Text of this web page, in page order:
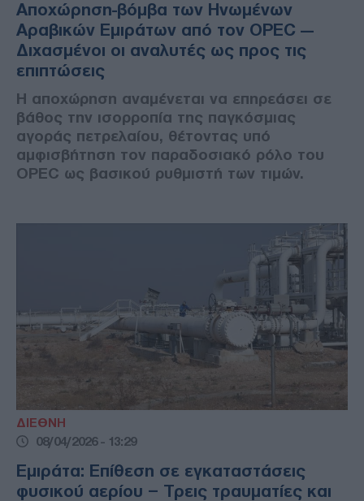
Αποχώρηση-βόμβα των Ηνωμένων
Αραβικών Εμιράτων από τον OPEC —
Διχασμένοι οι αναλυτές ως προς τις
επιπτώσεις
Η αποχώρηση αναμένεται να επηρεάσει σε
βάθος την ισορροπία της παγκόσμιας
αγοράς πετρελαίου, θέτοντας υπό
αμφισβήτηση τον παραδοσιακό ρόλο του
ΟPΕC ως βασικού ρυθμιστή των τιμών.
ΔΙΕΘΝΗ
08/04/2026 - 13:29
Εμιράτα: Επίθεση σε εγκαταστάσεις
φυσικού αερίου – Τρεις τραυματίες και